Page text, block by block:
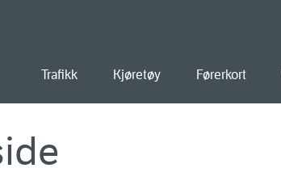
Trafikk Kjøretøy Førerkort